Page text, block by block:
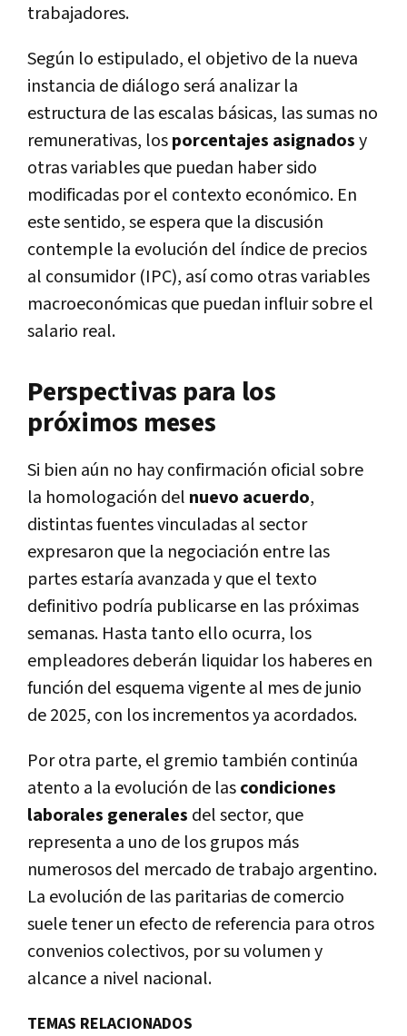
trabajadores.
Según lo estipulado, el objetivo de la nueva
instancia de diálogo será analizar la
estructura de las escalas básicas, las sumas no
remunerativas, losporcentajes asignadosy
otras variables que puedan haber sido
modificadas por el contexto económico. En
este sentido, se espera que la discusión
contemple la evolución del índice de precios
al consumidor (IPC), así como otras variables
macroeconómicas que puedan influir sobre el
salario real.
Perspectivas para los
próximos meses
Si bien aún no hay confirmación oficial sobre
la homologación del nuevo acuerdo,
distintas fuentes vinculadas al sector
expresaron que la negociación entre las
partes estaría avanzada y que el texto
definitivo podría publicarse en las próximas
semanas. Hasta tanto ello ocurra, los
empleadores deberán liquidar los haberes en
función del esquema vigente al mes de junio
de 2025, con los incrementos ya acordados.
Por otra parte, el gremio también continúa
atento a la evolución de lascondiciones
laborales generales del sector, que
representa a uno de los grupos más
numerosos del mercado de trabajo argentino.
La evolución de las paritarias de comercio
suele tener un efecto de referencia para otros
convenios colectivos, por su volumen y
alcance a nivel nacional.
TEMAS RELACIONADOS